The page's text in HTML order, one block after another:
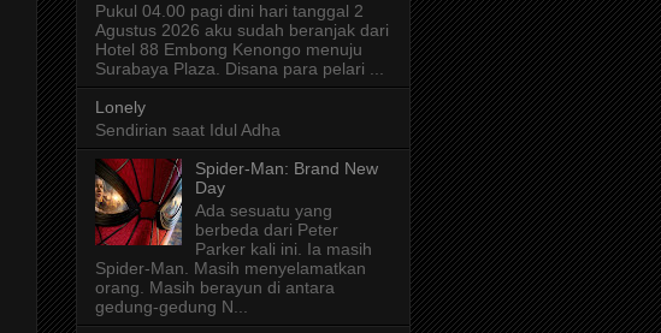
Pukul 04.00 pagi dini hari tanggal 2
Agustus 2026 aku sudah beranjak dari
Hotel 88 Embong Kenongo menuju
Surabaya Plaza. Disana para pelari ...
Lonely
Sendirian saat Idul Adha
Spider-Man: Brand New
Day
Ada sesuatu yang
berbeda dari Peter
Parker kali ini. Ia masih
Spider-Man. Masih menyelamatkan
orang. Masih berayun di antara
gedung-gedung N...